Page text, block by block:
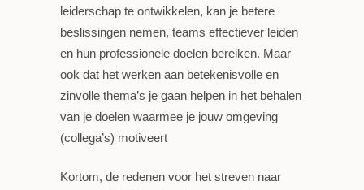
leiderschap te ontwikkelen, kan je betere
beslissingen nemen, teams effectiever leiden
en hun professionele doelen bereiken. Maar
ook dat het werken aan betekenisvolle en
zinvolle thema’s je gaan helpen in het behalen
van je doelen waarmee je jouw omgeving
(collega’s) motiveert
Kortom, de redenen voor het streven naar